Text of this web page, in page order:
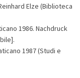
Elze (Biblioteca
1986. Nachdruck
1987 (Studi e